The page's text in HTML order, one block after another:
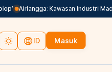
Airlangga: Kawasan Industri
ID Masuk